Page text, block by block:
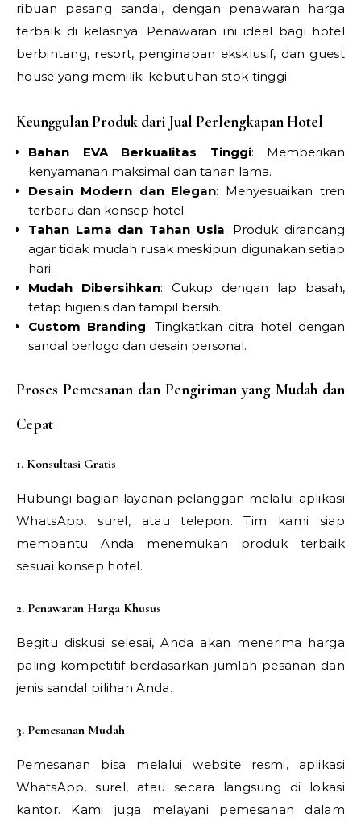
ribuan pasang sandal, dengan penawaran harga
terbaik di kelasnya. Penawaran ini ideal bagi hotel
berbintang, resort, penginapan eksklusif, dan guest
house yang memiliki kebutuhan stok tinggi.
Keunggulan Produk dari Jual Perlengkapan Hotel
Bahan EVA Berkualitas Tinggi: Memberikan
kenyamanan maksimal dan tahan lama.
Desain Modern dan Elegan: Menyesuaikan tren
terbaru dan konsep hotel.
Tahan Lama dan Tahan Usia: Produk dirancang
agar tidak mudah rusak meskipun digunakan setiap
hari.
Mudah Dibersihkan: Cukup dengan lap basah,
tetap higienis dan tampil bersih.
Custom Branding: Tingkatkan citra hotel dengan
sandal berlogo dan desain personal.
Proses Pemesanan dan Pengiriman yang Mudah dan
Cepat
1. Konsultasi Gratis
Hubungi bagian layanan pelanggan melalui aplikasi
WhatsApp, surel, atau telepon. Tim kami siap
membantu Anda menemukan produk terbaik
sesuai konsep hotel.
2. Penawaran Harga Khusus
Begitu diskusi selesai, Anda akan menerima harga
paling kompetitif berdasarkan jumlah pesanan dan
jenis sandal pilihan Anda.
3. Pemesanan Mudah
Pemesanan bisa melalui website resmi, aplikasi
WhatsApp, surel, atau secara langsung di lokasi
kantor. Kami juga melayani pemesanan dalam